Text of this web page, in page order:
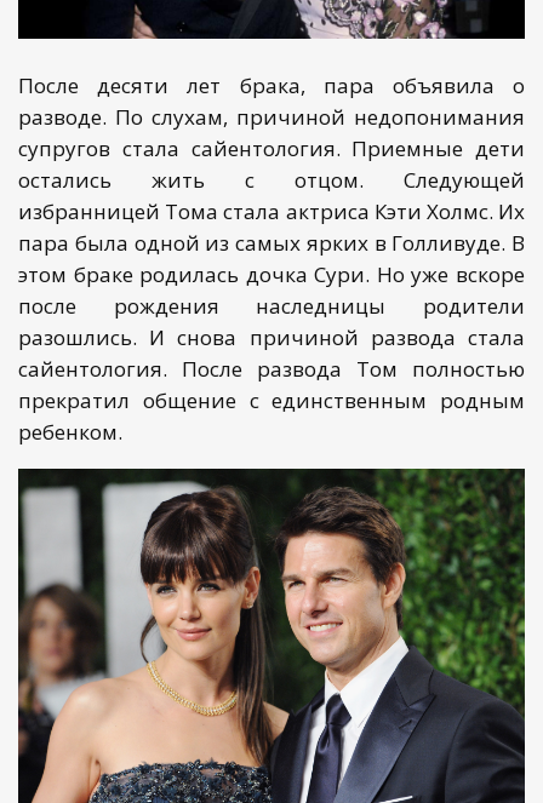
После десяти лет брака, пара объявила о
разводе. По слухам, причиной недопонимания
супругов стала сайентология. Приемные дети
остались жить с отцом. Следующей
избранницей Тома стала актриса Кэти Холмс. Их
пара была одной из самых ярких в Голливуде. В
этом браке родилась дочка Сури. Но уже вскоре
после рождения наследницы родители
разошлись. И снова причиной развода стала
сайентология. После развода Том полностью
прекратил общение с единственным родным
ребенком.